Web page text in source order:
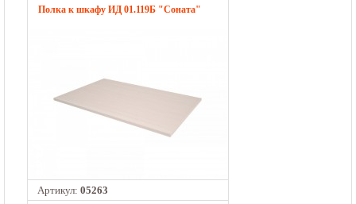
Полка к шкафу ИД 01.119Б "Соната"
Артикул: 05263